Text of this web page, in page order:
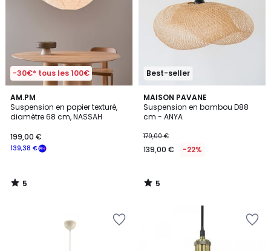
-30€* tous les 100€
AM.PM
Suspension en papier texturé,
diamètre 68 cm, NASSAH
139,38 €
199,00 €
5
/
5
5
/
Best-seller
MAISON PAVANE
Suspension en bambou D88
cm - ANYA
179,00 €
139,00 € -22%
5
/
5
5
/